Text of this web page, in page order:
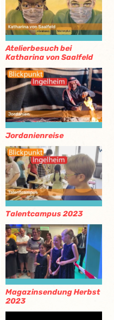
Atelierbesuch bei
Katharina von Saalfeld
Jordanienreise
Talentcampus 2023
Magazinsendung Herbst
2023